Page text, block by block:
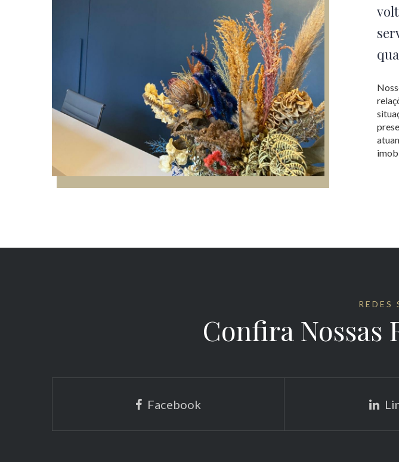
REDES
Confira Nossas
Facebook